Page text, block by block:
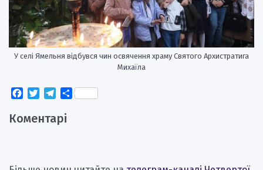
У селі Ямельня відбувся чин освячення храму Святого Архистратига
Михаїла
Facebook
TwitterTelegram
Поділитися
Коментарі